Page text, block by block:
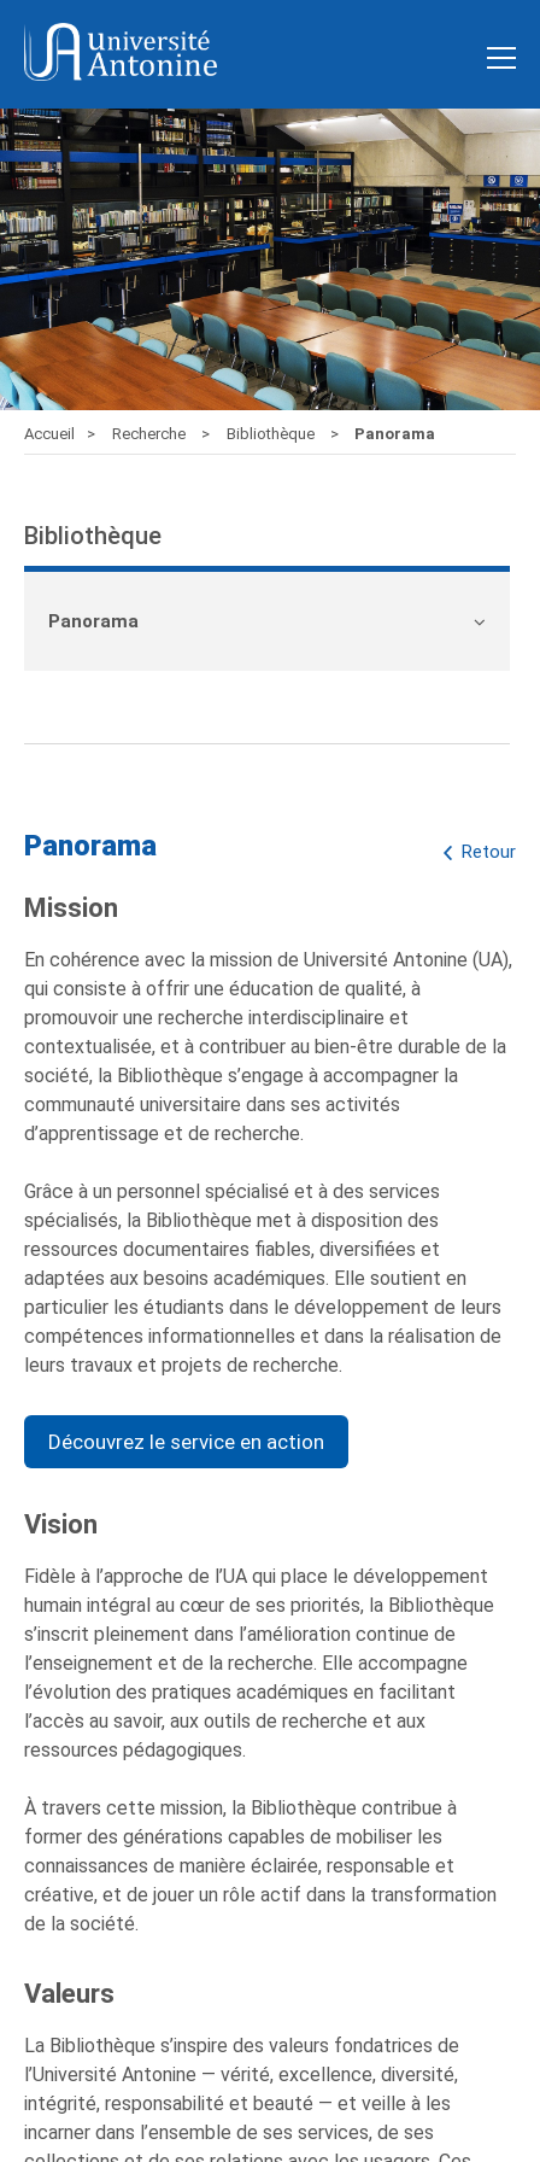
Accueil Recherche Bibliothèque Panorama
Bibliothèque
Panorama
Retour
Panorama
Mission
En cohérence avec la mission de Université Antonine (UA),
qui consiste à offrir une éducation de qualité, à
promouvoir une recherche interdisciplinaire et
contextualisée, et à contribuer au bien-être durable de la
société, la Bibliothèque s’engage à accompagner la
communauté universitaire dans ses activités
d’apprentissage et de recherche.
Grâce à un personnel spécialisé et à des services
spécialisés, la Bibliothèque met à disposition des
ressources documentaires fiables, diversifiées et
adaptées aux besoins académiques. Elle soutient en
particulier les étudiants dans le développement de leurs
compétences informationnelles et dans la réalisation de
leurs travaux et projets de recherche.
Découvrez le service en action
Vision
Fidèle à l’approche de l’UA qui place le développement
humain intégral au cœur de ses priorités, la Bibliothèque
s’inscrit pleinement dans l’amélioration continue de
l’enseignement et de la recherche. Elle accompagne
l’évolution des pratiques académiques en facilitant
l’accès au savoir, aux outils de recherche et aux
ressources pédagogiques.
À travers cette mission, la Bibliothèque contribue à
former des générations capables de mobiliser les
connaissances de manière éclairée, responsable et
créative, et de jouer un rôle actif dans la transformation
de la société.
Valeurs
La Bibliothèque s’inspire des valeurs fondatrices de
l’Université Antonine — vérité, excellence, diversité,
intégrité, responsabilité et beauté — et veille à les
incarner dans l’ensemble de ses services, de ses